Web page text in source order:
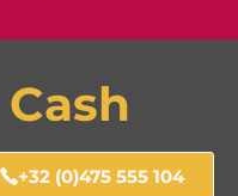
+32 (0)475 555 104